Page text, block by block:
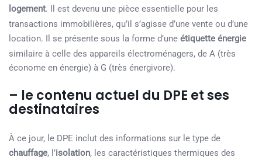
logement. Il est devenu une pièce essentielle pour les
transactions immobilières, qu’il s’agisse d’une vente ou d’une
location. Il se présente sous la forme d’une étiquette énergie
similaire à celle des appareils électroménagers, de A (très
économe en énergie) à G (très énergivore).
– le contenu actuel du DPE et ses
destinataires
À ce jour, le DPE inclut des informations sur le type de
chauffage, l’isolation, les caractéristiques thermiques des